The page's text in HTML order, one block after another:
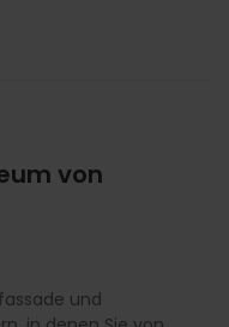
von
und